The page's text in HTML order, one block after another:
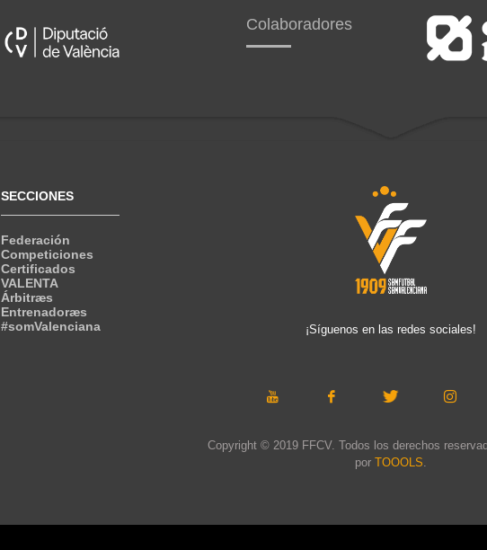
Colaboradores
SECCIONES
Federación
Competiciones
Certificados
VALENTA
Árbitræs
Entrenadoræs
#somValenciana
¡Síguenos en las redes sociales!
Copyright © 2019 FFCV. Todos los derechos
por TOOOLS.